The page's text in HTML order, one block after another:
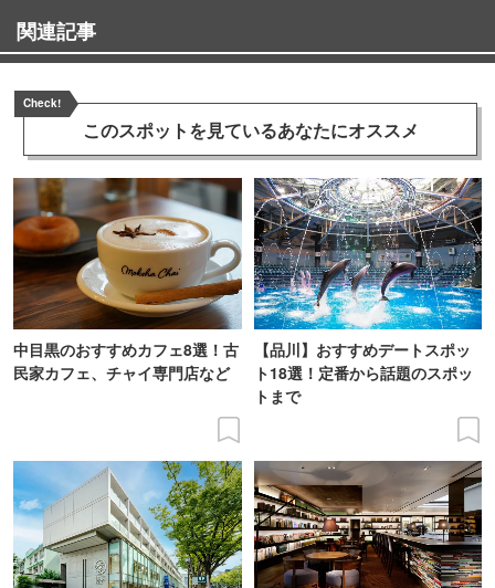
関連記事
Check!
このスポットを見ているあなたにオススメ
中目黒のおすすめカフェ8選！古
民家カフェ、チャイ専門店など
【品川】おすすめデートスポッ
ト18選！定番から話題のスポッ
トまで